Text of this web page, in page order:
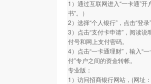
1）通过互联网进入“一卡通”
书”。）
2）选择“个人银行”，点击“登录
3）点击“支付卡申请”，阅读
付号和网上支付密码。
4）点击“一卡通理财”，输入“
付”专户之间的资金转帐。
专业版：
1）访问招商银行网站，(网址